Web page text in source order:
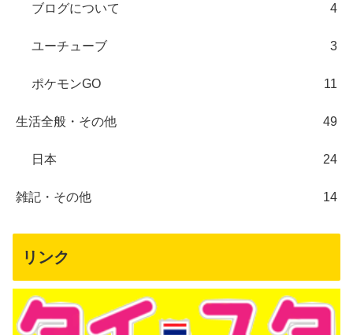
ブログについて 4
ユーチューブ 3
ポケモンGO 11
生活全般・その他 49
日本 24
雑記・その他 14
リンク